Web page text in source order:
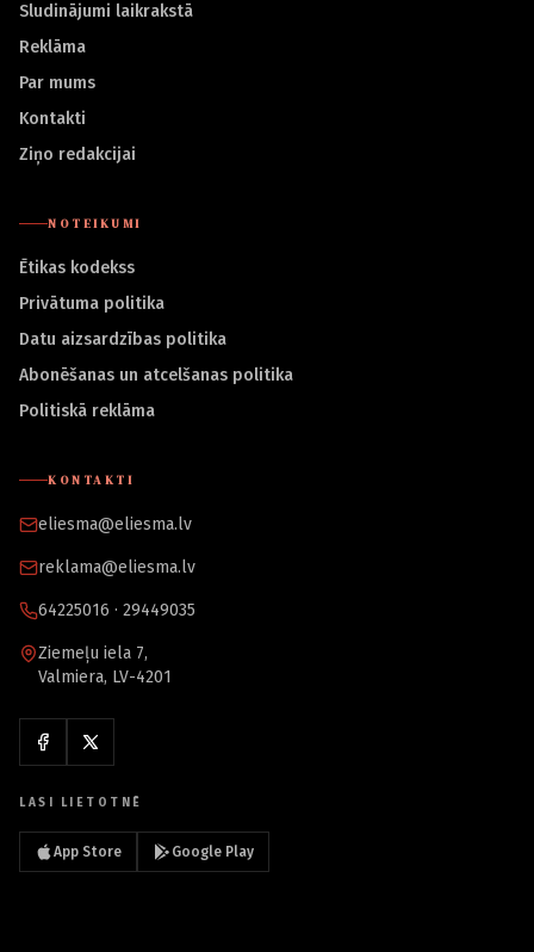
Sludinājumi laikrakstā
Reklāma
Par mums
Kontakti
Ziņo redakcijai
NOTEIKUMI
Ētikas kodekss
Privātuma politika
Datu aizsardzības politika
Abonēšanas un atcelšanas politika
Politiskā reklāma
KONTAKTI
eliesma@eliesma.lv
reklama@eliesma.lv
64225016 · 29449035
Ziemeļu iela 7,
Valmiera, LV-4201
LASI LIETOTNĒ
App Store Google Play